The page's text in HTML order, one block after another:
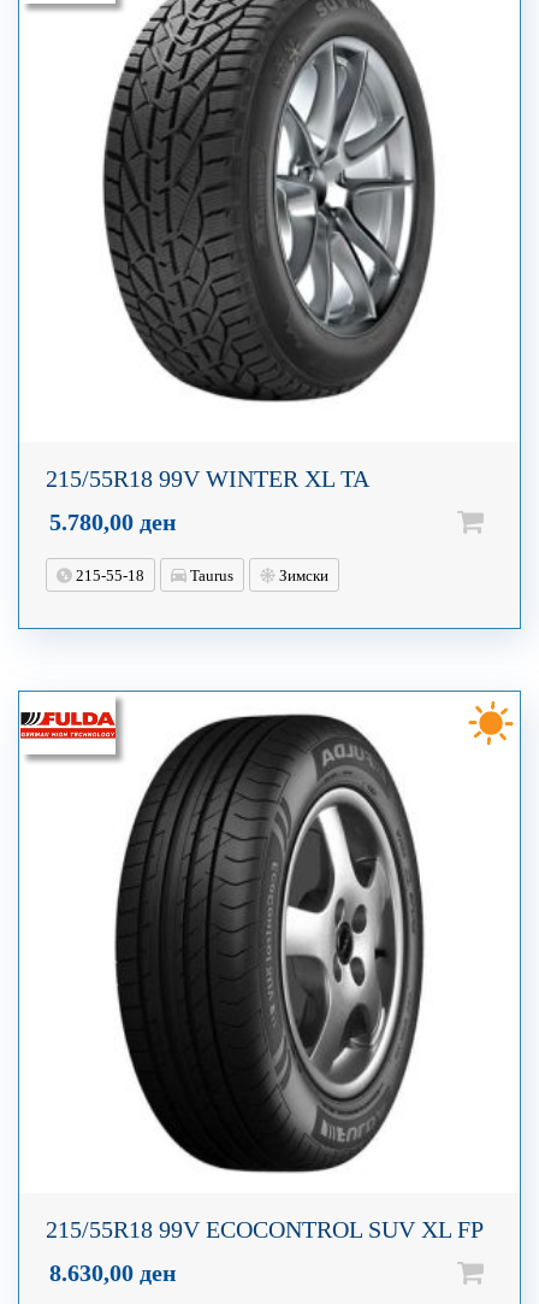
215/55R18 99V WINTER XL TA
5.780,00 ден
215-55-18 Taurus Зимски
215/55R18 99V ECOCONTROL SUV XL FP
8.630,00 ден